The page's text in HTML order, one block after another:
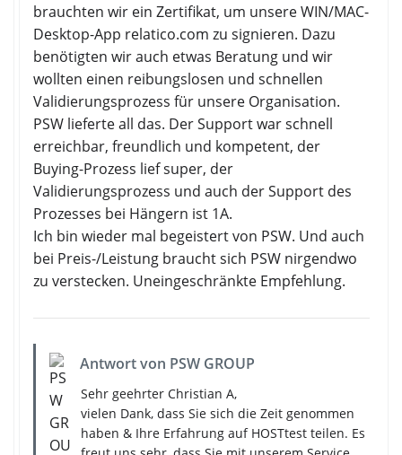
brauchten wir ein Zertifikat, um unsere WIN/MAC-
Desktop-App relatico.com zu signieren. Dazu
benötigten wir auch etwas Beratung und wir
wollten einen reibungslosen und schnellen
Validierungsprozess für unsere Organisation.
PSW lieferte all das. Der Support war schnell
erreichbar, freundlich und kompetent, der
Buying-Prozess lief super, der
Validierungsprozess und auch der Support des
Prozesses bei Hängern ist 1A.
Ich bin wieder mal begeistert von PSW. Und auch
bei Preis-/Leistung braucht sich PSW nirgendwo
zu verstecken. Uneingeschränkte Empfehlung.
Antwort von PSW GROUP
Sehr geehrter Christian A,
vielen Dank, dass Sie sich die Zeit genommen
haben & Ihre Erfahrung auf HOSTtest teilen. Es